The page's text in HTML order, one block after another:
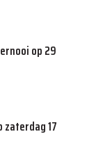
op 29
17